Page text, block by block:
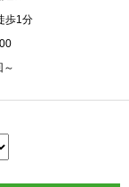
歩1分
～